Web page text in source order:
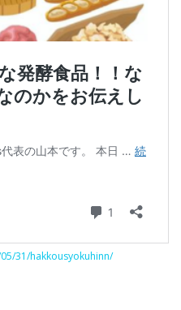
31/hakkousyokuhinn/